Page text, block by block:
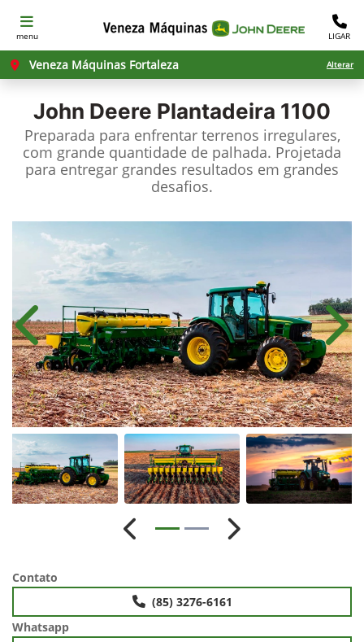
menu LIGAR
Veneza Máquinas Fortaleza Alterar
John Deere Plantadeira 1100
Preparada para enfrentar terrenos irregulares,
com grande quantidade de palhada. Projetada
para entregar grandes resultados em grandes
desafios.
Anterior
Anterior Próximo
Contato
(85) 3276-6161
Whatsapp